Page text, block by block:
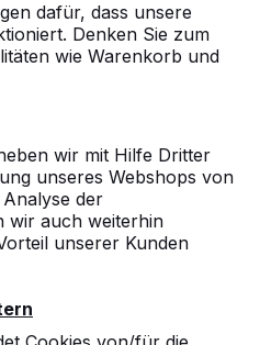
dafür, dass unsere
Denken Sie zum
wie Warenkorb und
wir mit Hilfe Dritter
unseres Webshops von
der
wir auch weiterhin
unserer Kunden